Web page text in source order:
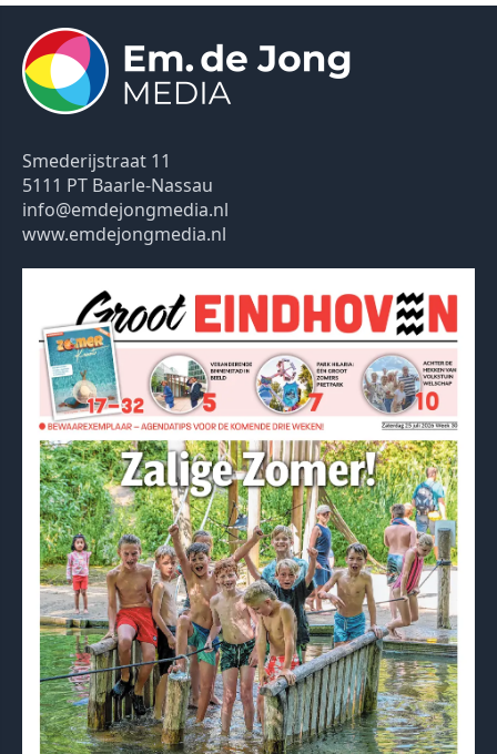
Smederijstraat 11
5111 PT Baarle-Nassau
info@emdejongmedia.nl
www.emdejongmedia.nl